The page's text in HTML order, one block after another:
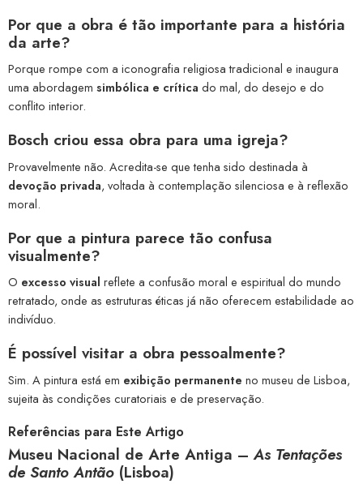
Por que a obra é tão importante para a história
da arte?
Porque rompe com a iconografia religiosa tradicional e inaugura
uma abordagem simbólica e crítica do mal, do desejo e do
conflito interior.
Bosch criou essa obra para uma igreja?
Provavelmente não. Acredita-se que tenha sido destinada à
devoção privada, voltada à contemplação silenciosa e à reflexão
moral.
Por que a pintura parece tão confusa
visualmente?
O excesso visual reflete a confusão moral e espiritual do mundo
retratado, onde as estruturas éticas já não oferecem estabilidade ao
indivíduo.
É possível visitar a obra pessoalmente?
Sim. A pintura está em exibição permanente no museu de Lisboa,
sujeita às condições curatoriais e de preservação.
Referências para Este Artigo
Museu Nacional de Arte Antiga –As Tentações
de Santo Antão (Lisboa)